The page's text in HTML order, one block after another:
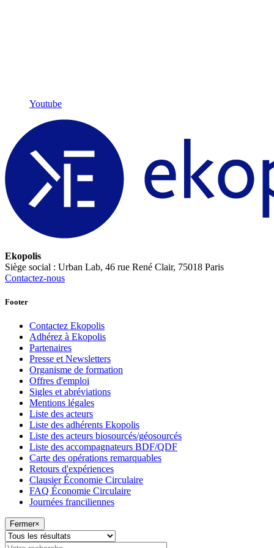
Youtube
Ekopolis
Siège social : Urban Lab, 46 rue René Clair, 75018 Paris
Contactez-nous
Footer
Contactez Ekopolis
Adhérez à Ekopolis
Partenaires
Presse et Newsletters
Organisme de formation
Offres d'emploi
Sigles et abréviations
Mentions légales
Liste des acteurs
Liste des adhérents Ekopolis
Liste des acteurs biosourcés/géosourcés
Liste des accompagnateurs BDF/QDF
Carte des opérations remarquables
Retours d'expériences
Clausier Économie Circulaire
FAQ Économie Circulaire
Journées franciliennes
Fermer×